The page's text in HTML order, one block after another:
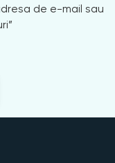
de e-mail sau